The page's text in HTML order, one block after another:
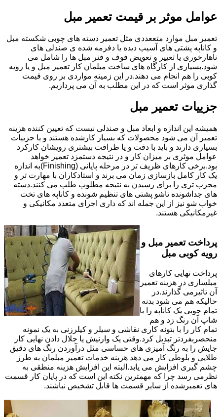
عوامل موثر بر قیمت تعمیر مبل
تعمیر مبل موارد متععددی مثل تعمیر دسته های چوبی شکسته مبل
و کاناپه پشتی های آسیب دیده یا دفرمه شده ی صندلی های
ناهارخوری یا تعییر و تعویض فوف و فنر مبل ها را شامل می
شود.بسیاری از کارگاه های ساخت مبلمان کار تعمیر مبل و یا رویه
کوبی را هم انجام می دهند.در این زمینه مواردی بر روی قیمت
گذاری موثر است که در این مطلب به آن می پردازیم.
جزییات تعمیر مبل
همیشه این اندازه و ابعاد مبل و صندلی نیست که تعیین کننده هزینه
تعمیر آن می شود محصولات که بسیار کارشده هستند و یا جزییات
بسیاری دارند و باید با دقت و یا ظرافت بیشتری رویشان کارکرد
عوامل موثری بر میزان کار و در نتیجه دستمزد تعمیر خواهد
بود.برخی کارهای ظریف تر در مرحله پایانی (Finishing)به اندازه
یک کار کامل بازسازی زمان می برند و استادکاران با مهارت تر و
مجرب تری را برای رسیدن به نتیجه مطلوب طلب می کنند.دسته
های جداشونده تاشو پشتی های تنظیم شونده و کاناپه های تخت
خواب شو نیز از این جمله اند که داری اجزای متعدد مکانیکی و
غیرمکانیکی هستند.
پرداخت تعمیر مبل و
رویه کوبی مبل
پرداخت نهایی کارهای
مبلسازی در هزینه تعمیر
آن تاثیرمی گذارند.در
حالیکه هم می شود بدنه
تمام چوبی یک کاناپه را با
شاپ آن رنگ زد و هم
تمام کار را با بتونه کاری نقاشی و سیلر و کیلرزنی به یک نمونه
منحصربفردتر تبدیل کرد.وقتی یک وارنیش یا جلال دادن نهایی کار
جایش را به رنگ آمیزی های حساسی مثل درآوردن رنگ های دقیق
طلایی و بلوطی کار می دهد هزینه خدمات تعمیر مبلمان به طرز
چشم گیری افزایش می یابد.البته این افزایش هزینه منطقی به
نظرمی رسد چرا که مهمترین نکته این است که در پایان کار قسمت
های تعمیرشده از سایر قسمت ها قابل تشخیص نباشند.